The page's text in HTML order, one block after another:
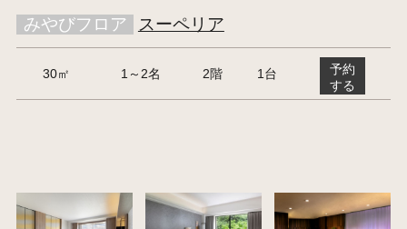
みやびフロア スーペリア
30㎡ 1～2名 2階 1台
予約
する